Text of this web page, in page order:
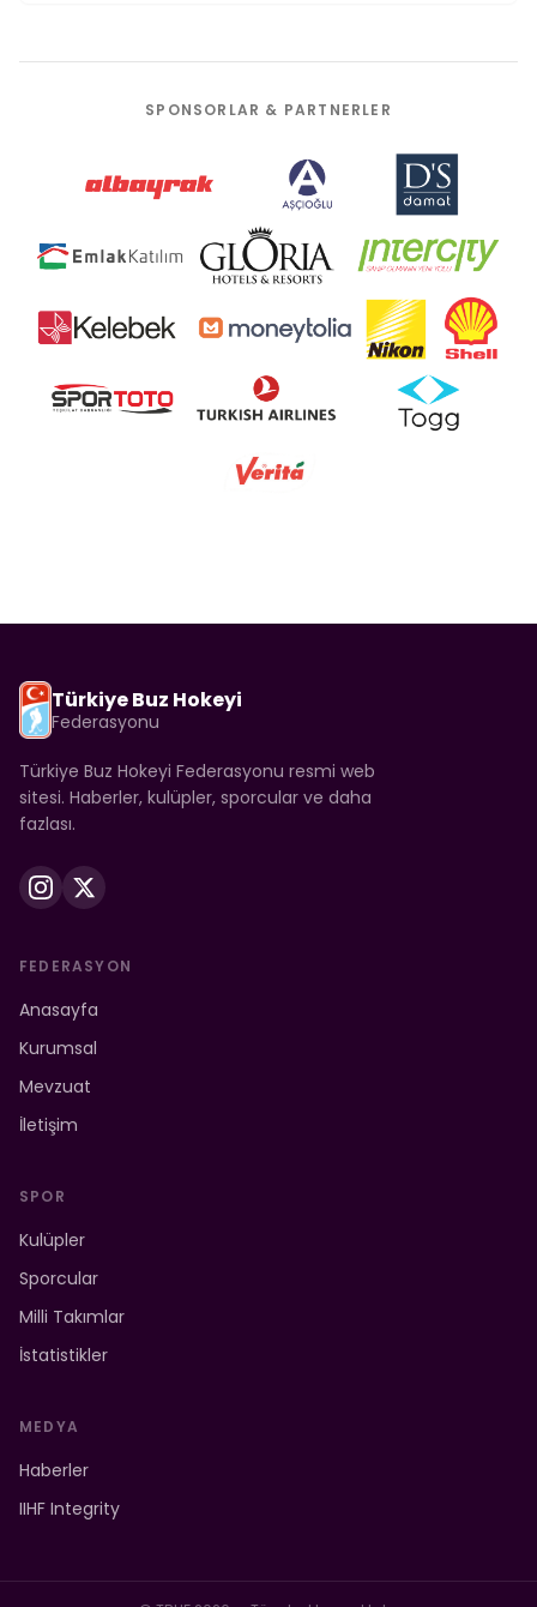
SPONSORLAR & PARTNERLER
Türkiye Buz Hokeyi
Federasyonu
Türkiye Buz Hokeyi Federasyonu resmi web
sitesi. Haberler, kulüpler, sporcular ve daha
fazlası.
FEDERASYON
Anasayfa
Kurumsal
Mevzuat
İletişim
SPOR
Kulüpler
Sporcular
Milli Takımlar
İstatistikler
MEDYA
Haberler
IIHF Integrity